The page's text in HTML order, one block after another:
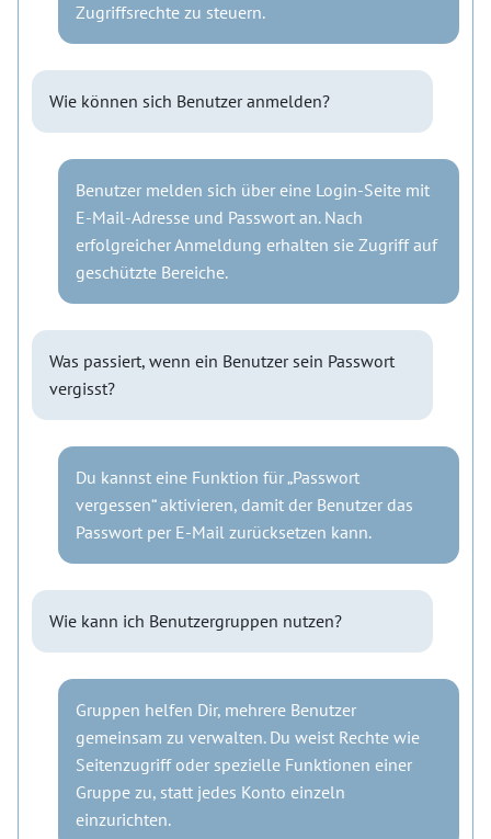
Zugriffsrechte zu steuern.
Wie können sich Benutzer anmelden?
Benutzer melden sich über eine Login-Seite mit
E-Mail-Adresse und Passwort an. Nach
erfolgreicher Anmeldung erhalten sie Zugriff auf
geschützte Bereiche.
Was passiert, wenn ein Benutzer sein Passwort
vergisst?
Du kannst eine Funktion für „Passwort
vergessen“ aktivieren, damit der Benutzer das
Passwort per E-Mail zurücksetzen kann.
Wie kann ich Benutzergruppen nutzen?
Gruppen helfen Dir, mehrere Benutzer
gemeinsam zu verwalten. Du weist Rechte wie
Seitenzugriff oder spezielle Funktionen einer
Gruppe zu, statt jedes Konto einzeln
einzurichten.